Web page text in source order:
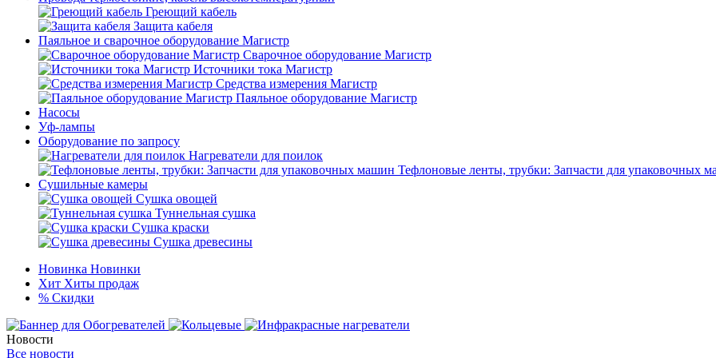
Греющий кабель
Защита кабеля
Паяльное и сварочное оборудование Магистр
Сварочное оборудование Магистр
Источники тока Магистр
Средства измерения Магистр
Паяльное оборудование Магистр
Насосы
Уф-лампы
Оборудование по запросу
Нагреватели для поилок
Тефлоновые ленты, трубки: Запчасти для упаковочных
Сушильные камеры
Сушка овощей
Туннельная сушка
Сушка краски
Сушка древесины
Новинка Новинки
Хит Хиты продаж
% Скидки
Новости
Все новости